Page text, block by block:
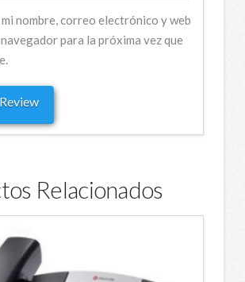
nombre, correo electrónico y web
para la próxima vez que
Relacionados